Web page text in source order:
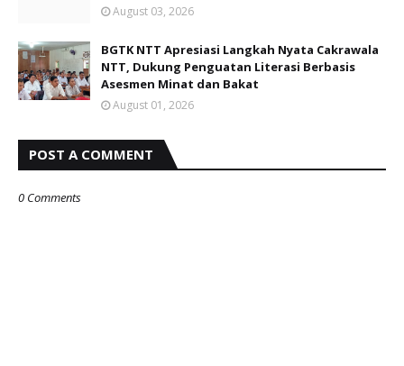
August 03, 2026
BGTK NTT Apresiasi Langkah Nyata Cakrawala
NTT, Dukung Penguatan Literasi Berbasis
Asesmen Minat dan Bakat
August 01, 2026
POST A COMMENT
0 Comments